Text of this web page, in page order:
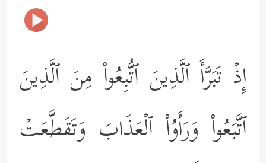
إِذۡ تَبَرَّأَ ٱلَّذِینَ ٱتُّبِعُواْ مِنَ ٱلَّذِینَ
ٱتَّبَعُواْ وَرَأَوُاْ ٱلۡعَذَابَ وَتَقَطَّعَتۡ